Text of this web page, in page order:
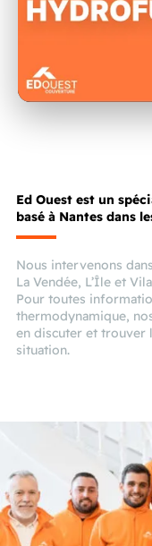
Ed Ouest est un
basé à Nantes dans
Nous intervenons
La Vendée, L’Île et
Pour toutes
thermodynamique,
en discuter et trouver
situation.